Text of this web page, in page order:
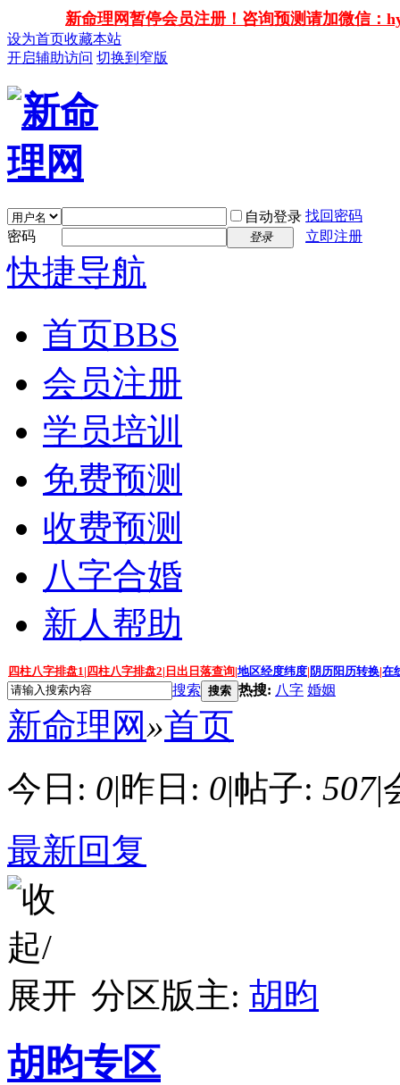
新命理网暂停会员注册！咨询预测请加微信：
设为首页收藏本站
开启辅助访问 切换到窄版
自动登录 找回密码
密码
登录 立即注册
快捷导航
首页BBS
会员注册
学员培训
免费预测
收费预测
八字合婚
新人帮助
四柱八字排盘1 | 四柱八字排盘2| 日出日落查询|地区经度纬度| 阴历阳历转换|在
搜索 搜索 热搜: 八字 婚姻
新命理网»首页
今日: 0|昨日: 0|帖子: 507|
最新回复
分区版主: 胡昀
胡昀专区